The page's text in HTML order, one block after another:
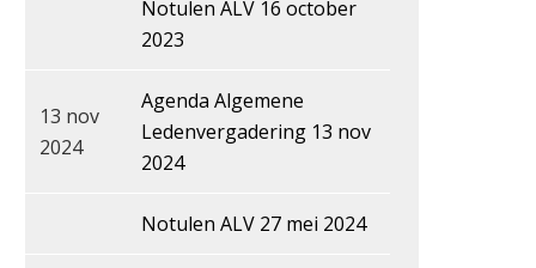
Notulen ALV 16 october
2023
13 nov
2024
Agenda Algemene
Ledenvergadering 13 nov
2024
Notulen ALV 27 mei 2024